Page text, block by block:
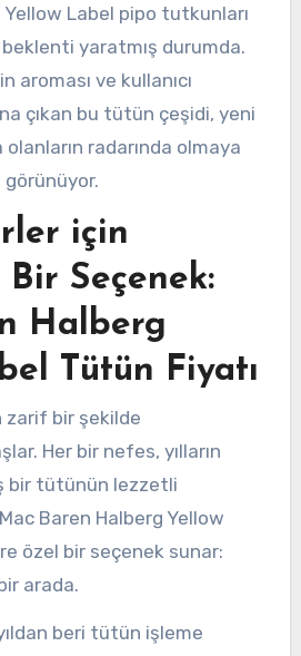
Yellow Label pipo tutkunları
yaratmış durumda.
aroması ve kullanıcı
çıkan bu tütün çeşidi, yeni
olanların radarında olmaya
için
Seçenek:
Halberg
Tütün Fiyatı
zarif bir şekilde
Her bir nefes, yılların
bir tütünün lezzetli
Baren Halberg Yellow
özel bir seçenek sunar:
arada.
beri tütün işleme